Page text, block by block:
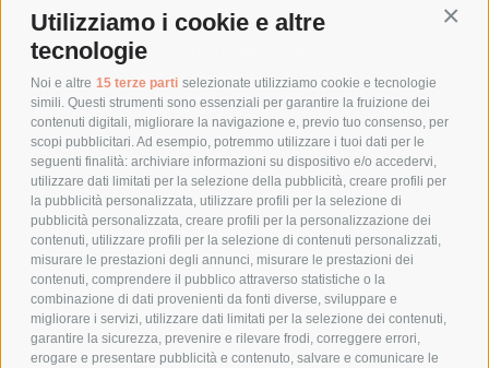
Utilizziamo i cookie e altre
tecnologie
Noi e altre 15 terze parti selezionate utilizziamo cookie e tecnologie
simili. Questi strumenti sono essenziali per garantire la fruizione dei
contenuti digitali, migliorare la navigazione e, previo tuo consenso, per
scopi pubblicitari. Ad esempio, potremmo utilizzare i tuoi dati per le
seguenti finalità: archiviare informazioni su dispositivo e/o accedervi,
utilizzare dati limitati per la selezione della pubblicità, creare profili per
la pubblicità personalizzata, utilizzare profili per la selezione di
pubblicità personalizzata, creare profili per la personalizzazione dei
contenuti, utilizzare profili per la selezione di contenuti personalizzati,
misurare le prestazioni degli annunci, misurare le prestazioni dei
contenuti, comprendere il pubblico attraverso statistiche o la
combinazione di dati provenienti da fonti diverse, sviluppare e
migliorare i servizi, utilizzare dati limitati per la selezione dei contenuti,
garantire la sicurezza, prevenire e rilevare frodi, correggere errori,
erogare e presentare pubblicità e contenuto, salvare e comunicare le
COSTI DI SPEDIZIONE
POLITICA DI RESO
POLICY
PRIVACY POLICY
COOKIE POLICY
PAGAMENTI SICURI
AZIENDA